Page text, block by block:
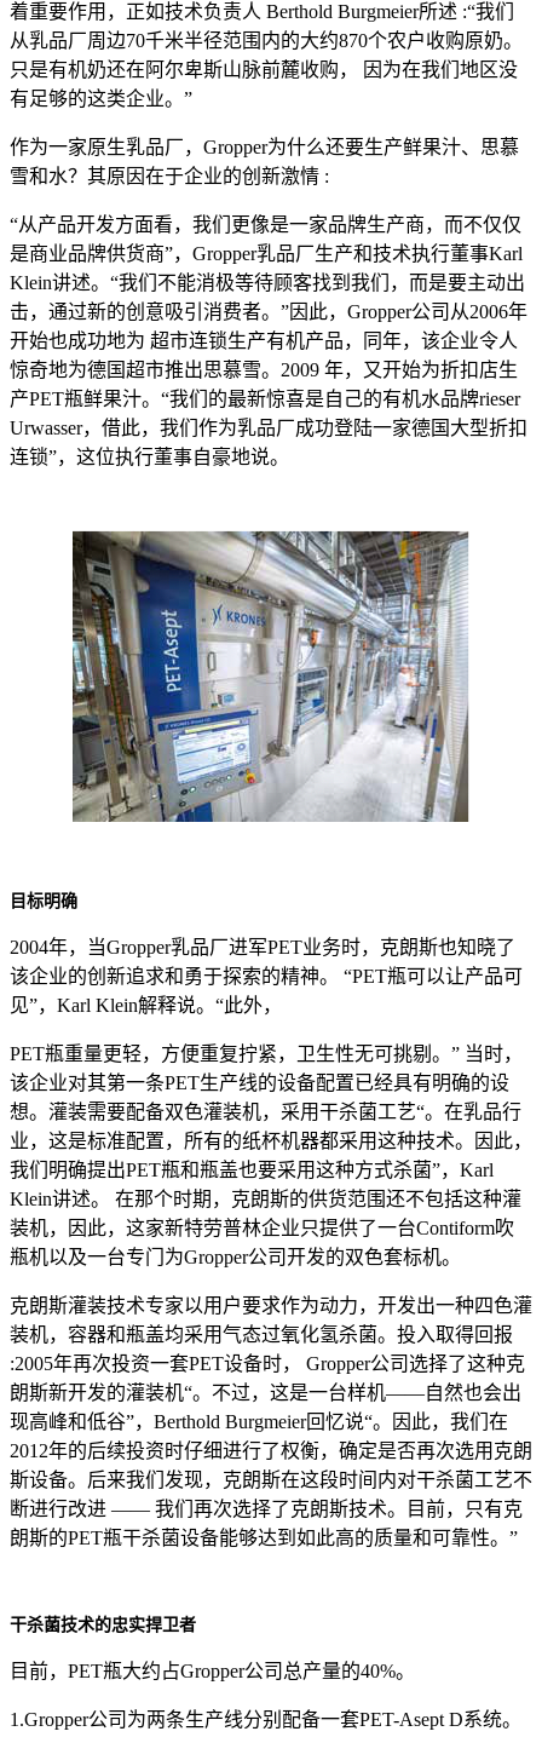
着重要作用，正如技术负责人 Berthold Burgmeier所述 :“我们
从乳品厂周边70千米半径范围内的大约870个农户收购原奶。
只是有机奶还在阿尔卑斯山脉前麓收购， 因为在我们地区没
有足够的这类企业。”
作为一家原生乳品厂，Gropper为什么还要生产鲜果汁、思慕
雪和水？其原因在于企业的创新激情 :
“从产品开发方面看，我们更像是一家品牌生产商，而不仅仅
是商业品牌供货商”，Gropper乳品厂生产和技术执行董事Karl
Klein讲述。“我们不能消极等待顾客找到我们，而是要主动出
击，通过新的创意吸引消费者。”因此，Gropper公司从2006年
开始也成功地为 超市连锁生产有机产品，同年，该企业令人
惊奇地为德国超市推出思慕雪。2009 年，又开始为折扣店生
产PET瓶鲜果汁。“我们的最新惊喜是自己的有机水品牌rieser
Urwasser，借此，我们作为乳品厂成功登陆一家德国大型折扣
连锁”，这位执行董事自豪地说。
目标明确
2004年，当Gropper乳品厂进军PET业务时，克朗斯也知晓了
该企业的创新追求和勇于探索的精神。 “PET瓶可以让产品可
见”，Karl Klein解释说。“此外，
PET瓶重量更轻，方便重复拧紧，卫生性无可挑剔。” 当时，
该企业对其第一条PET生产线的设备配置已经具有明确的设
想。灌装需要配备双色灌装机，采用干杀菌工艺“。在乳品行
业，这是标准配置，所有的纸杯机器都采用这种技术。因此，
我们明确提出PET瓶和瓶盖也要采用这种方式杀菌”，Karl
Klein讲述。 在那个时期，克朗斯的供货范围还不包括这种灌
装机，因此，这家新特劳普林企业只提供了一台Contiform吹
瓶机以及一台专门为Gropper公司开发的双色套标机。
克朗斯灌装技术专家以用户要求作为动力，开发出一种四色灌
装机，容器和瓶盖均采用气态过氧化氢杀菌。投入取得回报
:2005年再次投资一套PET设备时， Gropper公司选择了这种克
朗斯新开发的灌装机“。不过，这是一台样机——自然也会出
现高峰和低谷”，Berthold Burgmeier回忆说“。因此，我们在
2012年的后续投资时仔细进行了权衡，确定是否再次选用克朗
斯设备。后来我们发现，克朗斯在这段时间内对干杀菌工艺不
断进行改进 —— 我们再次选择了克朗斯技术。目前，只有克
朗斯的PET瓶干杀菌设备能够达到如此高的质量和可靠性。”
干杀菌技术的忠实捍卫者
目前，PET瓶大约占Gropper公司总产量的40%。
1.Gropper公司为两条生产线分别配备一套PET-Asept D系统。